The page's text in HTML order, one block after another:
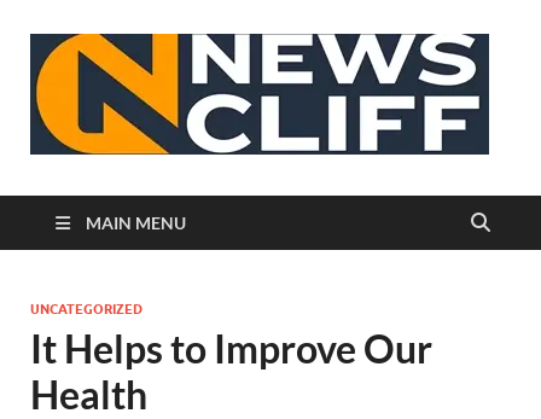
MAIN MENU
UNCATEGORIZED
It Helps to Improve Our
Health